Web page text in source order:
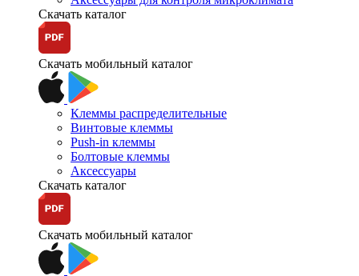
Скачать каталог
Скачать мобильный каталог
Клеммы распределительные
Винтовые клеммы
Push-in клеммы
Болтовые клеммы
Аксессуары
Скачать каталог
Скачать мобильный каталог